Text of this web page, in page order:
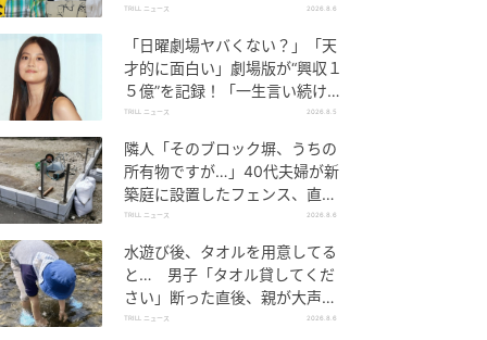
ぐのって大変」
TRILL ニュース 2026.8.6
「日曜劇場ヤバくない？」「天
才的に面白い」劇場版が“興収１
５億”を記録！「一生言い続け
る」放送後も続く“切望の声”
TRILL ニュース 2026.8.5
隣人「そのブロック塀、うちの
所有物ですが…」40代夫婦が新
築庭に設置したフェンス、直後
に迫られた"顛末"
TRILL ニュース 2026.8.6
水遊び後、タオルを用意してる
と… 男子「タオル貸してくだ
さい」断った直後、親が大声で
放った一言に絶句
TRILL ニュース 2026.8.6